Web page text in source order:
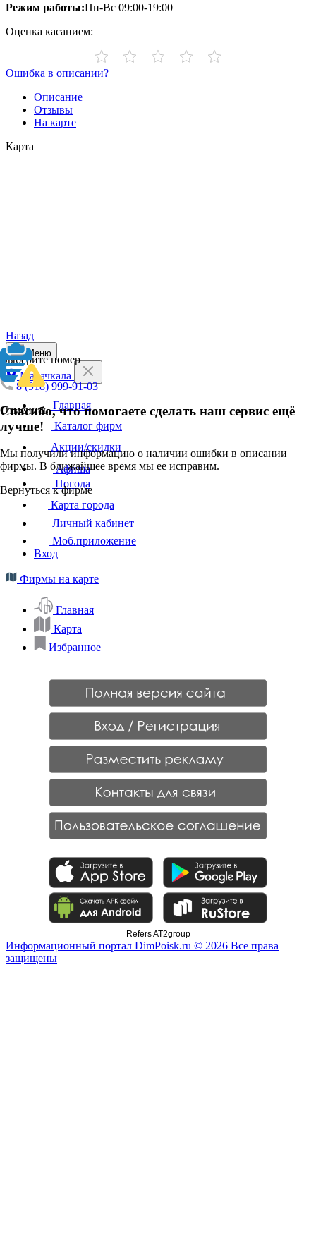
Режим работы:Пн-Вс 09:00-19:00
Оценка касанием:
Ошибка в описании?
Описание
Отзывы
На карте
Карта
Назад
Выберите номер
8 (918) 999-91-03
Отменить
Спасибо, что помогаете сделать наш сервис ещё
лучше!
Мы получили информацию о наличии ошибки в описании
фирмы. В ближайшее время мы ее исправим.
Вернуться к фирме
Меню
Махачкала
Главная
Каталог фирм
Акции/скидки
Афиша
Погода
Карта города
Личный кабинет
Моб.приложение
Вход
Фирмы на карте
Главная
Карта
Избранное
Refers AT2group
Информационный портал DimPoisk.ru © 2026 Все права
защищены